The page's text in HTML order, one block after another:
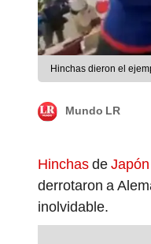
Hinchas dieron el
Mundo LR
HinchasdeJapón
derrotaron a
inolvidable.